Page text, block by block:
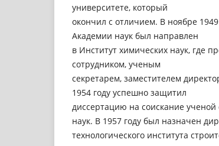
университете, который
окончил с отличием. В ноябре
Академии наук был направлен
в Институт химических наук, где
сотрудником, ученым
секретарем, заместителем
1954 году успешно защитил
диссертацию на соискание
наук. В 1957 году был назначен
технологического института